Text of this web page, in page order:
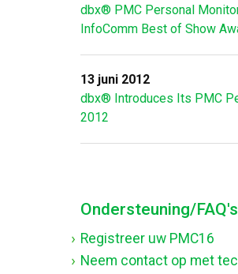
dbx® PMC Personal
InfoComm Best of Show
13 juni 2012
dbx® Introduces Its PMC
2012
Ondersteuning/FAQ's
Registreer uw PMC16
Neem contact op met